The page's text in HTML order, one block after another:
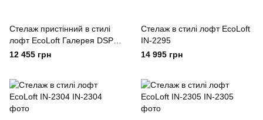
Стелаж пристінний в стилі
лофт EcoLoft Галерея DSP-
1411
12 455 грн
Cтелаж в стилі лофт EcoLoft
IN-2295
14 995 грн